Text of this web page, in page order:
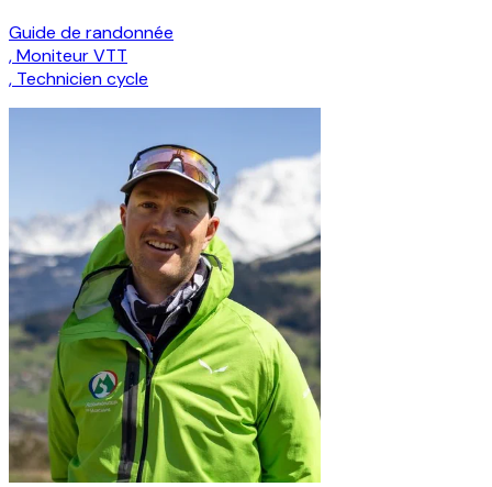
Guide de randonnée
,Moniteur VTT
, Technicien cycle